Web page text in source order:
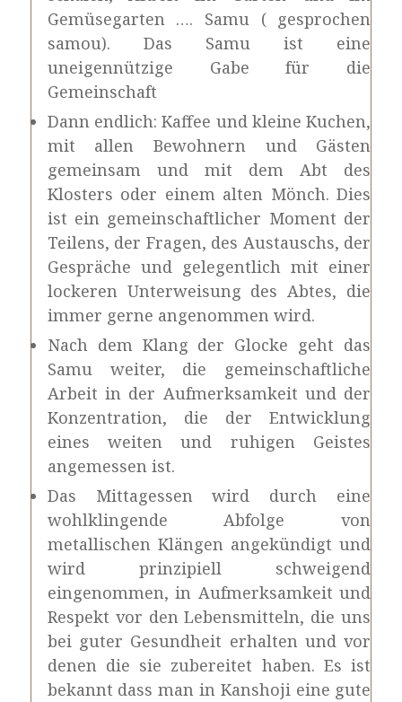
Gemüsegarten …. Samu ( gesprochen
samou). Das Samu ist eine
uneigennützige Gabe für die
Gemeinschaft
Dann endlich: Kaffee und kleine Kuchen,
mit allen Bewohnern und Gästen
gemeinsam und mit dem Abt des
Klosters oder einem alten Mönch. Dies
ist ein gemeinschaftlicher Moment der
Teilens, der Fragen, des Austauschs, der
Gespräche und gelegentlich mit einer
lockeren Unterweisung des Abtes, die
immer gerne angenommen wird.
Nach dem Klang der Glocke geht das
Samu weiter, die gemeinschaftliche
Arbeit in der Aufmerksamkeit und der
Konzentration, die der Entwicklung
eines weiten und ruhigen Geistes
angemessen ist.
Das Mittagessen wird durch eine
wohlklingende Abfolge von
metallischen Klängen angekündigt und
wird prinzipiell schweigend
eingenommen, in Aufmerksamkeit und
Respekt vor den Lebensmitteln, die uns
bei guter Gesundheit erhalten und vor
denen die sie zubereitet haben. Es ist
bekannt dass man in Kanshoji eine gute